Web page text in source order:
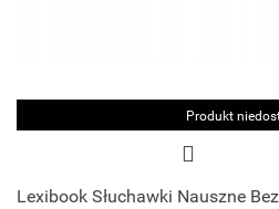
Produkt
Lexibook Słuchawki Nauszne